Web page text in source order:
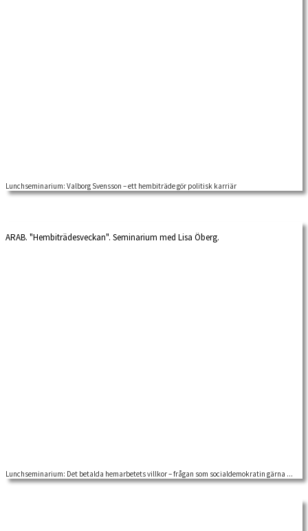
Lunchseminarium: Valborg Svensson – ett hembiträde gör politisk karriär
ARAB. "Hembiträdesveckan". Seminarium med Lisa Öberg.
Lunchseminarium: Det betalda hemarbetets villkor – frågan som socialdemokratin gärna ...